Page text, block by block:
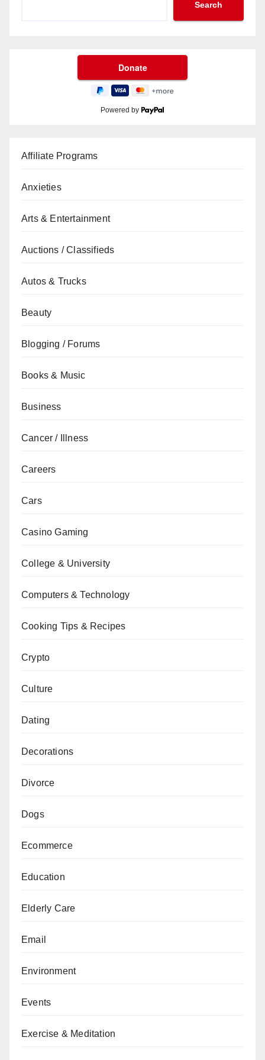
Search
Powered by
Affiliate Programs
Anxieties
Arts & Entertainment
Auctions / Classifieds
Autos & Trucks
Beauty
Blogging / Forums
Books & Music
Business
Cancer / Illness
Careers
Cars
Casino Gaming
College & University
Computers & Technology
Cooking Tips & Recipes
Crypto
Culture
Dating
Decorations
Divorce
Dogs
Ecommerce
Education
Elderly Care
Email
Environment
Events
Exercise & Meditation